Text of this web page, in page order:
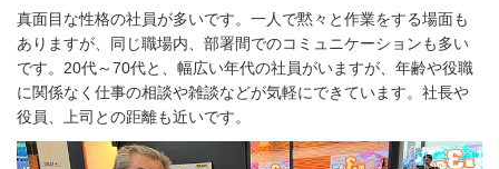
真面目な性格の社員が多いです。一人で黙々と作業をする場面も
ありますが、同じ職場内、部署間でのコミュニケーションも多い
です。20代～70代と、幅広い年代の社員がいますが、年齢や役職
に関係なく仕事の相談や雑談などが気軽にできています。社長や
役員、上司との距離も近いです。